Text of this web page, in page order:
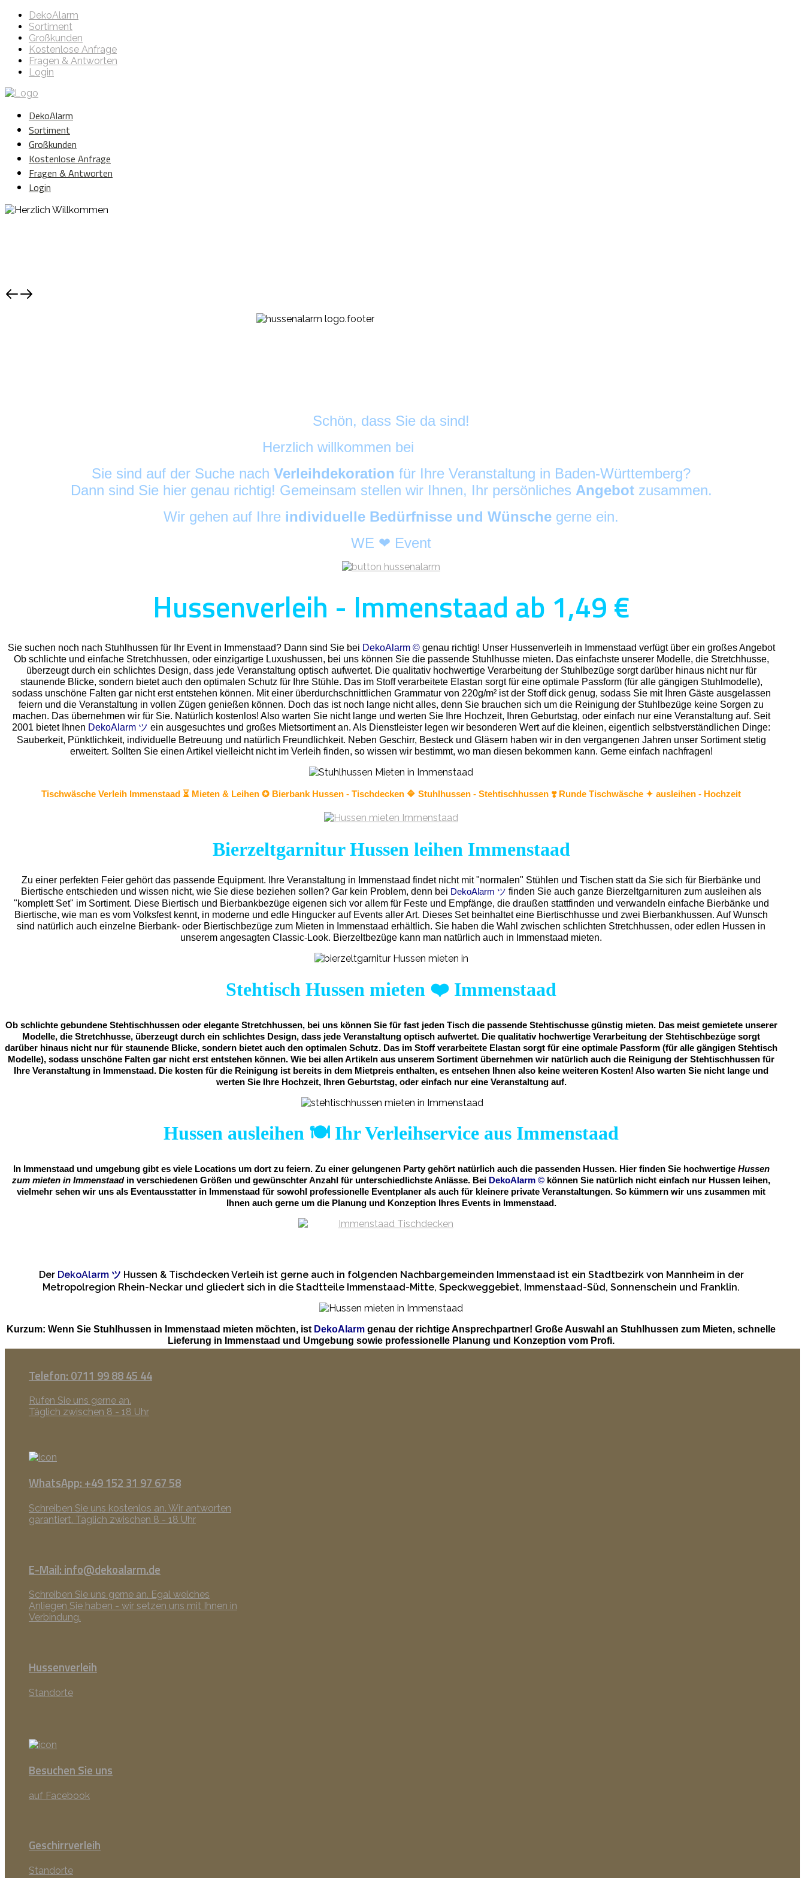
DekoAlarm
Sortiment
Großkunden
Kostenlose Anfrage
Fragen & Antworten
Login
DekoAlarm
Sortiment
Großkunden
Kostenlose Anfrage
Fragen & Antworten
Login
Schön, dass Sie da sind!
Herzlich willkommen bei
Sie sind auf der Suche nach Verleihdekoration für Ihre Veranstaltung in Baden-Württemberg?
Dann sind Sie hier genau richtig! Gemeinsam stellen wir Ihnen, Ihr persönliches Angebot zusammen.
Wir gehen auf Ihre individuelle Bedürfnisse und Wünsche gerne ein.
WE ❤ Event
Hussenverleih - Immenstaad ab 1,49 €
Sie suchen noch nach Stuhlhussen für Ihr Event in Immenstaad? Dann sind Sie bei DekoAlarm ©genau richtig! Unser Hussenverleih in Immenstaad verfügt über ein großes Angebot
Ob schlichte und einfache Stretchhussen, oder einzigartige Luxushussen, bei uns können Sie die passende Stuhlhusse mieten. Das einfachste unserer Modelle, die Stretchhusse,
überzeugt durch ein schlichtes Design, dass jede Veranstaltung optisch aufwertet. Die qualitativ hochwertige Verarbeitung der Stuhlbezüge sorgt darüber hinaus nicht nur für
staunende Blicke, sondern bietet auch den optimalen Schutz für Ihre Stühle. Das im Stoff verarbeitete Elastan sorgt für eine optimale Passform (für alle gängigen Stuhlmodelle),
sodass unschöne Falten gar nicht erst entstehen können. Mit einer überdurchschnittlichen Grammatur von 220g/m² ist der Stoff dick genug, sodass Sie mit Ihren Gäste ausgelassen
feiern und die Veranstaltung in vollen Zügen genießen können. Doch das ist noch lange nicht alles, denn Sie brauchen sich um die Reinigung der Stuhlbezüge keine Sorgen zu
machen. Das übernehmen wir für Sie. Natürlich kostenlos! Also warten Sie nicht lange und werten Sie Ihre Hochzeit, Ihren Geburtstag, oder einfach nur eine Veranstaltung auf. Seit
2001 bietet Ihnen DekoAlarm ツ ein ausgesuchtes und großes Mietsortiment an. Als Dienstleister legen wir besonderen Wert auf die kleinen, eigentlich selbstverständlichen Dinge:
Sauberkeit, Pünktlichkeit, individuelle Betreuung und natürlich Freundlichkeit. Neben Geschirr, Besteck und Gläsern haben wir in den vergangenen Jahren unser Sortiment stetig
erweitert. Sollten Sie einen Artikel vielleicht nicht im Verleih finden, so wissen wir bestimmt, wo man diesen bekommen kann. Gerne einfach nachfragen!
Tischwäsche Verleih Immenstaad ⏳ Mieten & Leihen ✪ Bierbank Hussen - Tischdecken 🔷 Stuhlhussen - Stehtischhussen ❣️ Runde Tischwäsche ✦ ausleihen - Hochzeit
Bierzeltgarnitur Hussen leihen Immenstaad
Zu einer perfekten Feier gehört das passende Equipment.
Ihre Veranstaltung in Immenstaad findet nicht mit "normalen" Stühlen und Tischen statt da Sie sich für Bierbänke und
Biertische entschieden und wissen nicht, wie Sie diese beziehen sollen? Gar kein Problem, denn bei DekoAlarm ツ finden Sie auch ganze Bierzeltgarnituren zum ausleihen als
"komplett Set" im Sortiment. Diese Biertisch und Bierbankbezüge eigenen sich vor allem für Feste und Empfänge, die draußen stattfinden und verwandeln einfache Bierbänke und
Biertische, wie man es vom Volksfest kennt, in moderne und edle Hingucker auf Events aller Art. Dieses Set beinhaltet eine Biertischhusse und zwei Bierbankhussen. Auf Wunsch
sind natürlich auch einzelne Bierbank- oder Biertischbezüge zum Mieten in Immenstaad erhältlich. Sie haben die Wahl zwischen schlichten Stretchhussen, oder edlen Hussen in
unserem angesagten Classic-Look. Bierzeltbezüge kann man natürlich auch in Immenstaad mieten.
Stehtisch Hussen mieten ❤️ Immenstaad
Ob schlichte gebundene Stehtischhussen oder elegante Stretchhussen, bei uns können Sie für fast jeden Tisch die passende Stehtischusse günstig mieten. Das meist gemietete unserer
Modelle, die Stretchhusse, überzeugt durch ein schlichtes Design, dass jede Veranstaltung optisch aufwertet. Die qualitativ hochwertige Verarbeitung der Stehtischbezüge sorgt
darüber hinaus nicht nur für staunende Blicke, sondern bietet auch den optimalen Schutz. Das im Stoff verarbeitete Elastan sorgt für eine optimale Passform (für alle gängigen Stehtisch
Modelle), sodass unschöne Falten gar nicht erst entstehen können. Wie bei allen Artikeln aus unserem Sortiment übernehmen wir natürlich auch die Reinigung der Stehtischhussen für
Ihre Veranstaltung in Immenstaad. Die kosten für die Reinigung ist bereits in dem Mietpreis enthalten, es entsehen Ihnen also keine weiteren Kosten! Also warten Sie nicht lange und
werten Sie Ihre Hochzeit, Ihren Geburtstag, oder einfach nur eine Veranstaltung auf.
Hussen ausleihen 🍽️ Ihr Verleihservice aus Immenstaad
In Immenstaad und umgebung gibt es viele Locations um dort zu feiern. Zu einer gelungenen Party gehört natürlich auch die passenden Hussen. Hier finden Sie hochwertige Hussen
zum mieten in Immenstaadin verschiedenen Größen und gewünschter Anzahl für unterschiedlichste Anlässe. Bei DekoAlarm © können Sie natürlich nicht einfach nur Hussen leihen,
vielmehr sehen wir uns als Eventausstatter in Immenstaad für sowohl professionelle Eventplaner als auch für kleinere private Veranstaltungen. So kümmern wir uns zusammen mit
Ihnen auch gerne um die Planung und Konzeption Ihres Events in Immenstaad.
Der DekoAlarm ツ Hussen & Tischdecken Verleih ist gerne auch in folgenden Nachbargemeinden Immenstaad ist ein Stadtbezirk von Mannheim in der
Metropolregion Rhein-Neckar und gliedert sich in die Stadtteile Immenstaad-Mitte, Speckweggebiet, Immenstaad-Süd, Sonnenschein und Franklin.
Kurzum: Wenn Sie Stuhlhussen in Immenstaad mieten möchten, ist DekoAlarm genau der richtige Ansprechpartner! Große Auswahl an Stuhlhussen zum Mieten, schnelle
Lieferung in Immenstaad und Umgebung sowie professionelle Planung und Konzeption vom Profi.
Telefon: 0711 99 88 45 44
Rufen Sie uns gerne an.
Täglich zwischen 8 - 18 Uhr
WhatsApp: +49 152 31 97 67 58
Schreiben Sie uns kostenlos an. Wir antworten
garantiert. Täglich zwischen 8 - 18 Uhr
E-Mail: info@dekoalarm.de
Schreiben Sie uns gerne an. Egal welches
Anliegen Sie haben - wir setzen uns mit Ihnen in
Verbindung.
Hussenverleih
Standorte
Besuchen Sie uns
auf Facebook
Geschirrverleih
Standorte